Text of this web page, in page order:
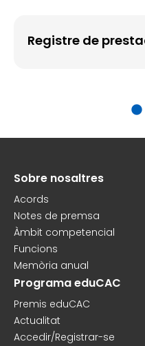
Registre de
Peu
Sobre nosaltres
Acords
Notes de premsa
Àmbit competencial
Funcions
Memòria anual
Programa eduCAC
Premis eduCAC
Actualitat
Accedir/Registrar-se